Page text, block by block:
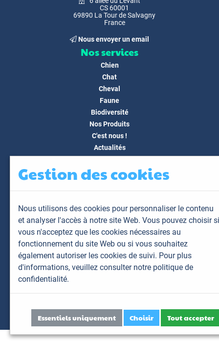
CS 60001
69890 La Tour de Salvagny
France
Nous envoyer un email
Nos services
Chien
Chat
Cheval
Faune
Biodiversité
Nos Produits
C'est nous !
Actualités
FAQ
Mon espace
Mes animaux
Mes résultats
Mes commandes
Mes factures
Gestion des cookies
Nous utilisons des cookies pour personnaliser le contenu
et analyser l'accès à notre site Web. Vous pouvez choisir si
vous n'acceptez que les cookies nécessaires au
fonctionnement du site Web ou si vous souhaitez
également autoriser les cookies de suivi. Pour plus
d'informations, veuillez consulter notre politique de
confidentialité.
Essentiels uniquement Choisir Tout accepter